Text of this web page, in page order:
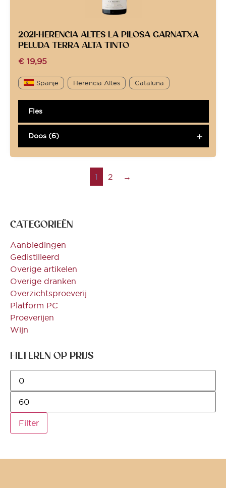
CATEGORIEËN
Aanbiedingen
Gedistilleerd
Overige artikelen
Overige dranken
Overzichtsproeverij
Platform PC
Proeverijen
Wijn
FILTEREN OP PRIJS
Filter
2021-HERENCIA ALTES LA PILOSA GARNATXA
PELUDA TERRA ALTA TINTO
€ 19,95
Spanje Herencia Altes Cataluna
Fles
Doos (6)
1 2 →